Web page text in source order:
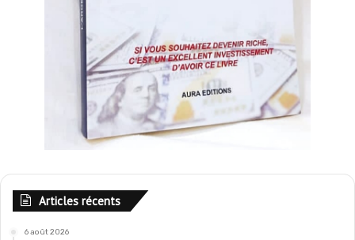
Articles récents
6 août 2026